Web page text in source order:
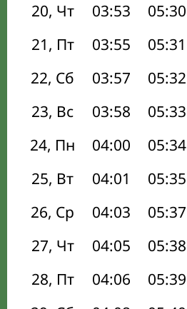
20, Чт
03:53 05:30
21, Пт
03:55 05:31
22, Сб
03:57 05:32
23, Вс
03:58 05:33
24, Пн
04:00 05:34
25, Вт
04:01 05:35
26, Ср
04:03 05:37
27, Чт
04:05 05:38
28, Пт
04:06 05:39